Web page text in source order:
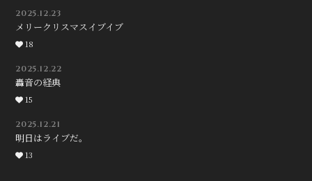
2025.12.23
メリークリスマスイブイブ
18
2025.12.22
轟音の経典
15
2025.12.21
明日はライブだ。
13